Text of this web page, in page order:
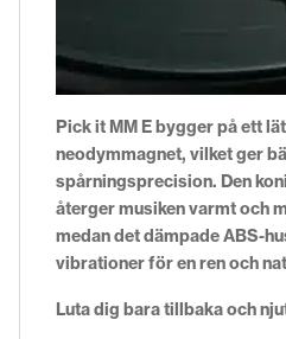
Pick it MM E bygger på ett
neodymmagnet, vilket ger
spårningsprecision. Den
återger musiken varmt och
medan det dämpade ABS-
vibrationer för en ren och
Luta dig bara tillbaka och